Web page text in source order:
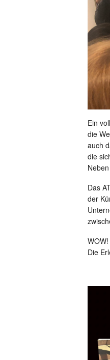
Ein
die
auch
die
Das
der
Die